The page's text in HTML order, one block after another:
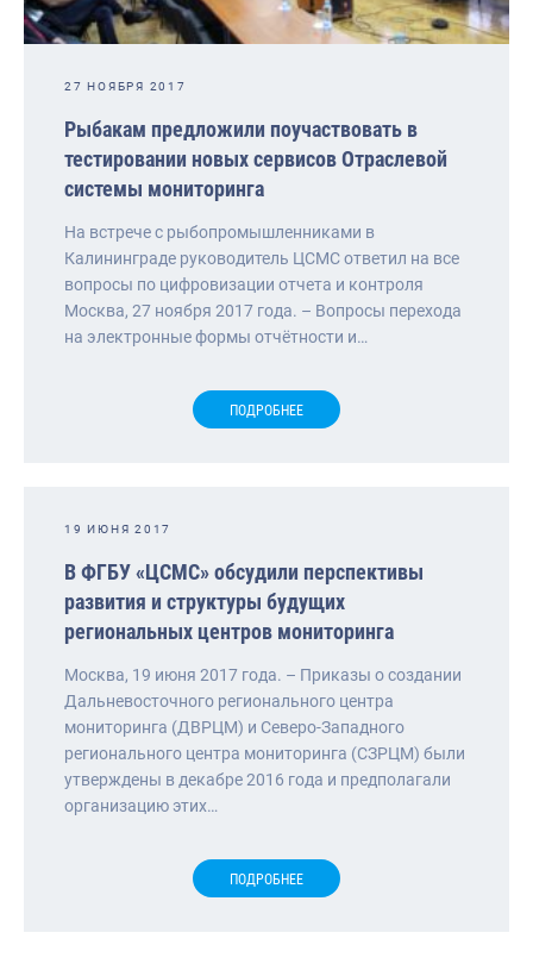
27 НОЯБРЯ 2017
Рыбакам предложили поучаствовать в
тестировании новых сервисов Отраслевой
системы мониторинга
На встрече с рыбопромышленниками в
Калининграде руководитель ЦСМС ответил на все
вопросы по цифровизации отчета и контроля
Москва, 27 ноября 2017 года. – Вопросы перехода
на электронные формы отчётности и…
ПОДРОБНЕЕ
19 ИЮНЯ 2017
В ФГБУ «ЦСМС» обсудили перспективы
развития и структуры будущих
региональных центров мониторинга
Москва, 19 июня 2017 года. – Приказы о создании
Дальневосточного регионального центра
мониторинга (ДВРЦМ) и Северо-Западного
регионального центра мониторинга (СЗРЦМ) были
утверждены в декабре 2016 года и предполагали
организацию этих…
ПОДРОБНЕЕ